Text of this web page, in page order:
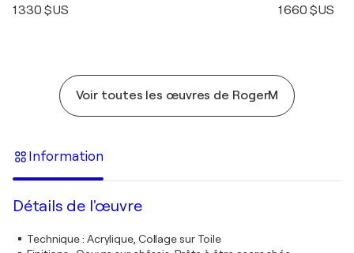
1 330 $US 1 660 $US
Voir toutes les œuvres de RogerM
Information
Détails de l'œuvre
Technique: Acrylique, Collage sur Toile